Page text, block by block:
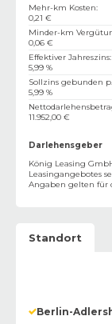
Mehr-km Kosten:
0,21 €
Minder-km
0,06 €
Effektiver Jahreszins:
5,99 %
Sollzins gebunden
5,99 %
11.952,00 €
Darlehensgeber
König Leasing
Leasingangebotes
Angaben gelten für
Standort
Berlin-